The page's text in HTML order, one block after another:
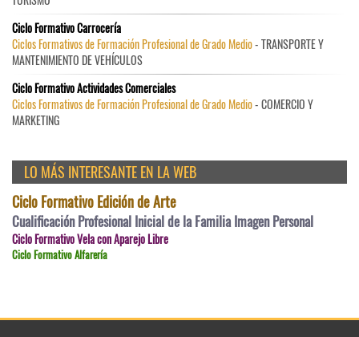
Ciclo Formativo Carrocería
Ciclos Formativos de Formación Profesional de Grado Medio- TRANSPORTE Y
MANTENIMIENTO DE VEHÍCULOS
Ciclo Formativo Actividades Comerciales
Ciclos Formativos de Formación Profesional de Grado Medio- COMERCIO Y
MARKETING
LO MÁS INTERESANTE EN LA WEB
Ciclo Formativo Edición de Arte
Cualificación Profesional Inicial de la Familia Imagen Personal
Ciclo Formativo Vela con Aparejo Libre
Ciclo Formativo Alfarería